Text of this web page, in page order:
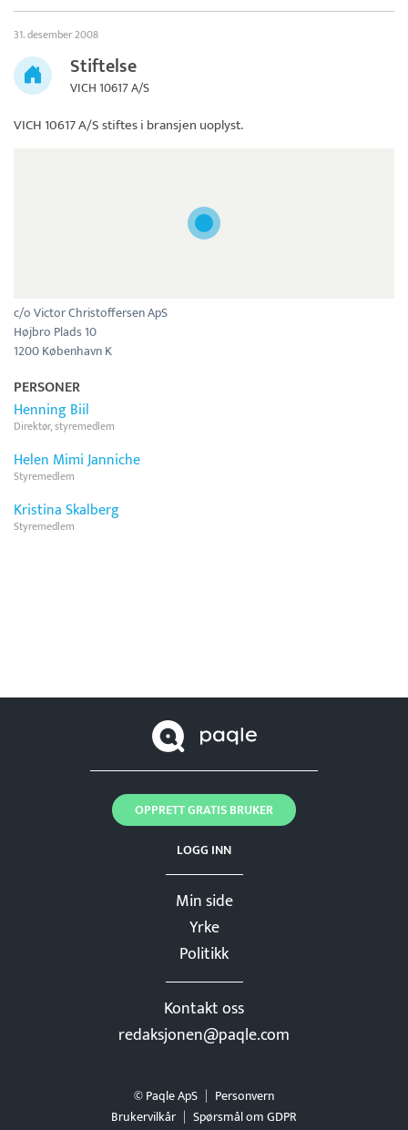
31. desember 2008
Stiftelse
VICH 10617 A/S
VICH 10617 A/Sstiftes i bransjen uoplyst.
c/o Victor Christoffersen ApS
Højbro Plads 10
1200 København K
PERSONER
Henning Biil
Direktør, styremedlem
Helen Mimi Janniche
Styremedlem
Kristina Skalberg
Styremedlem
Min side
Yrke
Politikk
Kontakt oss
redaksjonen@paqle.com
LOGG INN
OPPRETT GRATIS BRUKER
© Paqle ApS
Personvern
Brukervilkår
Spørsmål om GDPR